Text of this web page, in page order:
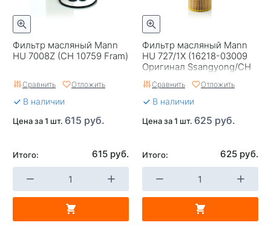
Фильтр масляный Mann
HU 7008Z (CH 10759 Fram)
Сравнить Отложить
В наличии
Цена за 1 шт. 615 руб.
Итого: 615 руб.
Фильтр масляный Mann
HU 727/1X (16218-03009
Оригинал Ssangyong/CH
6848 Fram)
Сравнить Отложить
В наличии
Цена за 1 шт. 625 руб.
Итого: 625 руб.